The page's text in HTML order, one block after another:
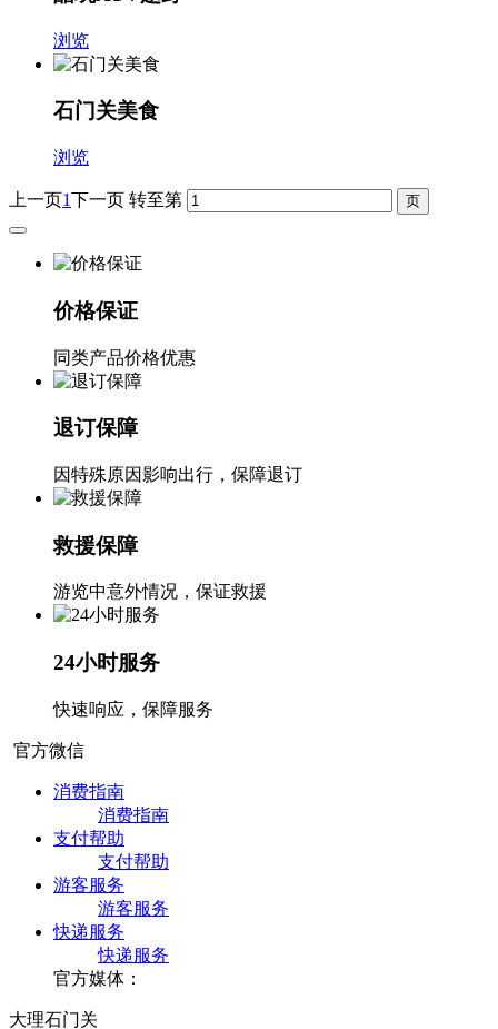
浏览
石门关美食
浏览
上一页1下一页 转至第
价格保证
同类产品价格优惠
退订保障
因特殊原因影响出行，保障退订
救援保障
游览中意外情况，保证救援
24小时服务
快速响应，保障服务
官方微信
消费指南
消费指南
支付帮助
支付帮助
游客服务
游客服务
快递服务
快递服务
官方媒体：
大理石门关